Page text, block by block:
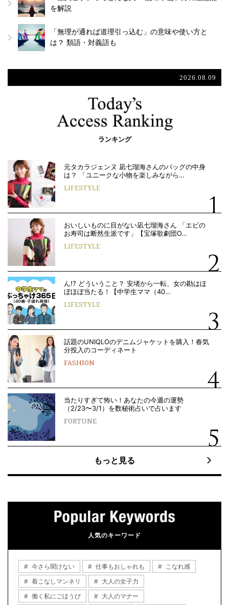
を解説
「無理が通れば道理引っ込む」の意味や使い方と
は？ 類語・対義語も
2026.08.09
ランキング
元タカラジェンヌ 凪七瑠海さんのバッグの中身
は？ 「ユニークな小物を楽しみながら…
LIFESTYLE
おいしいものに目がない凪七瑠海さん 「エビの
お寿司は断然生派です」【宝塚歌劇団O…
LIFESTYLE
ん!? どういうこと？ 安堵から一転、女の勘はほ
ぼほぼ当たる！【中学生ママ（40…
LIFESTYLE
話題のUNIQLOのデニムジャケットを購入！春気
分投入のコーディネート
FASHION
当たりすぎて怖い！あなたの今週の運勢
（2/23〜3/1）を数秘術占いで占います
FORTUNE
もっと見る
人気のキーワード
今さら聞けない 仕事もおしゃれも
こなれ感
着こなしマンネリ
大人の女子力
働く私にごほうび
大人のマナー